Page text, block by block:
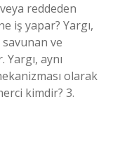
reddeden
iş yapar? Yargı,
ve
aynı
olarak
kimdir? 3.